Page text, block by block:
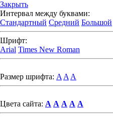
Закрыть
Интервал между буквами:
Стандартный Средний Большой
Шрифт:
Arial Times New Roman
Размер шрифта: A A A
Цвета сайта: A A A A A